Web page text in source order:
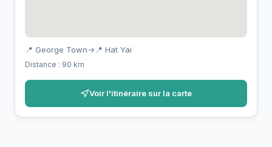
📍 George Town→ 📍 Hat Yai
Distance : 90 km
Voir l'itinéraire sur la carte